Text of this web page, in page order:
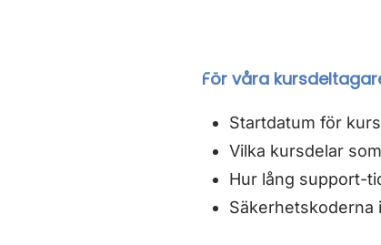
För våra
Startdatum för
Vilka kursdelar
Hur lång support-
Säkerhetskoderna